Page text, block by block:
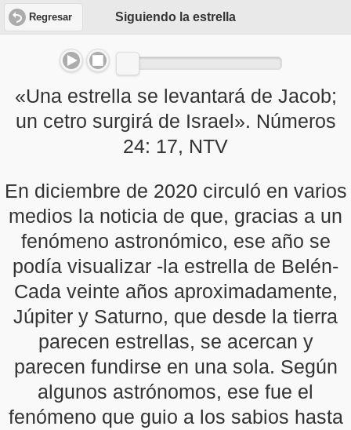
Regresar Siguiendo la estrella
«Una estrella se levantará de Jacob;
un cetro surgirá de Israel». Números
24: 17, NTV
En diciembre de 2020 circuló en varios
medios la noticia de que, gracias a un
fenómeno astronómico, ese año se
podía visualizar -la estrella de Belén-
Cada veinte años aproximadamente,
Júpiter y Saturno, que desde la tierra
parecen estrellas, se acercan y
parecen fundirse en una sola. Según
algunos astrónomos, ese fue el
fenómeno que guio a los sabios hasta